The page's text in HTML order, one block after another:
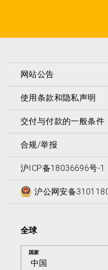
网站公告
使用条款和隐私声明
交付与付款的一般条件
合规/举报
沪ICP备18036696号-1
沪公网安备
全球
国家